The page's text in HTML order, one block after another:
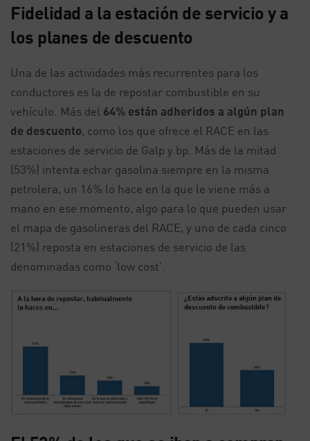
Fidelidad a la estación de servicio y a
los planes de descuento
Una de las actividades más recurrentes para los
conductores es la de repostar combustible en su
vehículo. Más del 64% están adheridos a algún plan
de descuento, como los que ofrece el RACE en las
estaciones de servicio de Galp y bp. Más de la mitad
(53%) intenta echar gasolina siempre en la misma
petrolera, un 16% lo hace en la que le viene más a
mano en ese momento, algo para lo que pueden usar
el mapa de gasolineras del RACE, y uno de cada cinco
(21%) reposta en estaciones de servicio de las
denominadas como ‘low cost’.